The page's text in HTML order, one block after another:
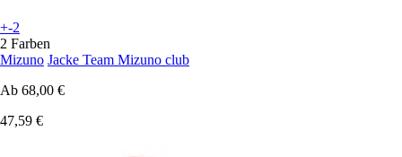
+-2
2 Farben
Mizuno Jacke Team Mizuno club
Ab 68,00 €
47,59 €